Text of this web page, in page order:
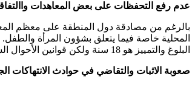
عدم رفع التحفظات على بعض المعاهدات
بالرغم من مصادقة دول المنطقة على معظم
المحلية خاصة فيما يتعلق بشؤون المرأة
البلوغ والتمييز هو 18 سنة ولكن قوانين الأحوال الشخصية تبيح تزويج القاصرات وتتركه لتقدير القاضي.
صعوبة الاثبات والتقاضي في حوادث الانتهاكات